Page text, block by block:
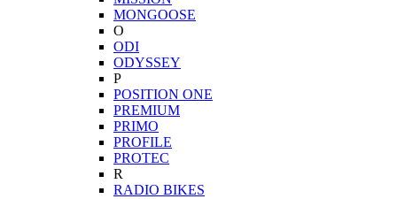
MONGOOSE
O
ODI
ODYSSEY
P
POSITION ONE
PREMIUM
PRIMO
PROFILE
PROTEC
R
RADIO BIKES